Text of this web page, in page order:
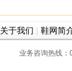
关于我们 | 鞋网简
业务咨询热线